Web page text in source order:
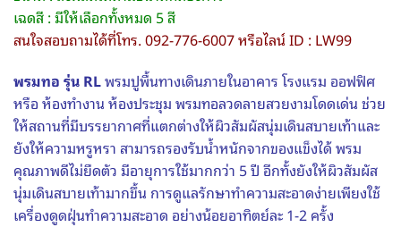
เฉดสี : มีให้เลือกทั้งหมด 5 สี
สนใจสอบถามได้ที่โทร. 092-776-6007 หรือไลน์ ID : LW99
พรมทอ รุ่น RLพรมปูพื้นทางเดินภายในอาคาร โรงแรม ออฟฟิศ
หรือ ห้องทำงาน ห้องประชุม พรมทอลวดลายสวยงามโดดเด่น ช่วย
ให้สถานที่มีบรรยากาศที่แตกต่างให้ผิวสัมผัสนุ่มเดินสบายเท้าและ
ยังให้ความหรูหรา สามารถรองรับน้ำหนักจากของแข็งได้ พรม
คุณภาพดีไม่ยืดตัว มีอายุการใช้มากกว่า 5 ปี อีกทั้งยังให้ผิวสัมผัส
นุ่มเดินสบายเท้ามากขึ้น การดูแลรักษาทำความสะอาดง่ายเพียงใช้
เครื่องดูดฝุ่นทำความสะอาด อย่างน้อยอาทิตย์ละ 1-2 ครั้ง